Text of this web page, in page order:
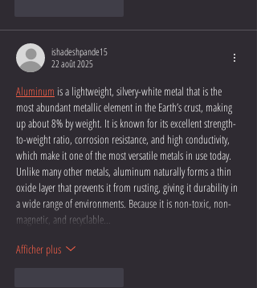
ishadeshpande15
22 août 2025
Aluminum is a lightweight, silvery-white metal that is the
most abundant metallic element in the Earth’s crust, making
up about 8% by weight. It is known for its excellent strength-
to-weight ratio, corrosion resistance, and high conductivity,
which make it one of the most versatile metals in use today.
Unlike many other metals, aluminum naturally forms a thin
oxide layer that prevents it from rusting, giving it durability in
a wide range of environments. Because it is non-toxic, non-
magnetic, and recyclable…
Afficher plus